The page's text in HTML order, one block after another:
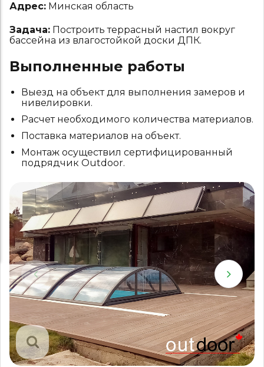
Адрес: Минская область
Задача: Построить террасный настил вокруг
бассейна из влагостойкой доски ДПК.
Выполненные работы
Выезд на объект для выполнения замеров и
нивелировки.
Расчет необходимого количества материалов.
Поставка материалов на объект.
Монтаж осуществил сертифицированный
подрядчик Outdoor.